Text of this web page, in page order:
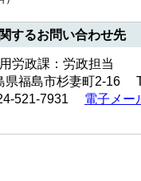
するお問い合わせ先
労政課：労政担当
県福島市杉妻町2-16
521-7931 電子メー